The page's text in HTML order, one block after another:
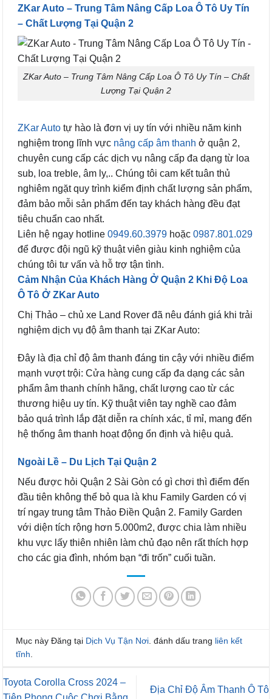
ZKar Auto – Trung Tâm Nâng Cấp Loa Ô Tô Uy Tín
– Chất Lượng Tại Quận 2
ZKar Auto – Trung Tâm Nâng Cấp Loa Ô Tô Uy Tín – Chất
Lượng Tại Quận 2
ZKar Auto tự hào là đơn vị uy tín với nhiều năm kinh
nghiệm trong lĩnh vực nâng cấp âm thanh ở quận 2,
chuyên cung cấp các dịch vụ nâng cấp đa dạng từ loa
sub, loa treble, âm ly,.. Chúng tôi cam kết tuân thủ
nghiêm ngặt quy trình kiểm định chất lượng sản phẩm,
đảm bảo mỗi sản phẩm đến tay khách hàng đều đạt
tiêu chuẩn cao nhất.
Liên hệ ngay hotline 0949.60.3979 hoặc 0987.801.029
để được đội ngũ kỹ thuật viên giàu kinh nghiệm của
chúng tôi tư vấn và hỗ trợ tận tình.
Cảm Nhận Của Khách Hàng Ở Quận 2 Khi Độ Loa
Ô Tô Ở ZKar Auto
Chị Thảo – chủ xe Land Rover đã nêu đánh giá khi trải
nghiệm dịch vụ độ âm thanh tại ZKar Auto:
Đây là địa chỉ độ âm thanh đáng tin cậy với nhiều điểm
mạnh vượt trội: Cửa hàng cung cấp đa dạng các sản
phẩm âm thanh chính hãng, chất lượng cao từ các
thương hiệu uy tín. Kỹ thuật viên tay nghề cao đảm
bảo quá trình lắp đặt diễn ra chính xác, tỉ mỉ, mang đến
hệ thống âm thanh hoạt động ổn định và hiệu quả.
Ngoài Lề – Du Lịch Tại Quận 2
Nếu được hỏi Quận 2 Sài Gòn có gì chơi thì điểm đến
đầu tiên không thể bỏ qua là khu Family Garden có vị
trí ngay trung tâm Thảo Điền Quận 2. Family Garden
với diện tích rộng hơn 5.000m2, được chia làm nhiều
khu vực lấy thiên nhiên làm chủ đạo nên rất thích hợp
cho các gia đình, nhóm bạn “đi trốn” cuối tuần.
Mục này Đăng tại Dịch Vụ Tận Nơi. đánh dấu trang liên kết
tĩnh.
Toyota Corolla Cross 2024 –
Địa Chỉ Độ Âm Thanh Ô Tô